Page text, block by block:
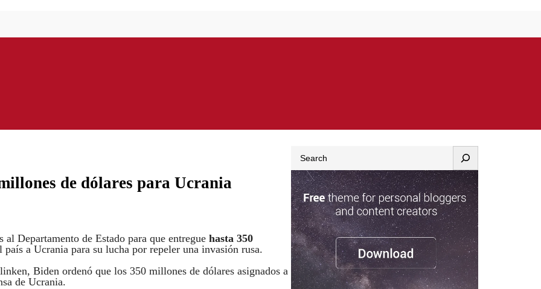
de dólares para Ucrania
al Departamento de Estado para que entregue hasta 350
país a Ucrania para su lucha por repeler una invasión rusa.
Biden ordenó que los 350 millones de dólares asignados a
de Ucrania.